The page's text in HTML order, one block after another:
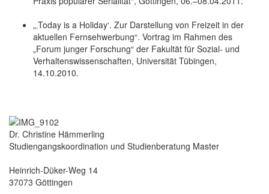
„‚Today is a Holiday‘. Zur Darstellung von Freizeit in der
aktuellen Fernsehwerbung“. Vortrag im Rahmen des
„Forum junger Forschung“ der Fakultät für Sozial- und
Verhaltenswissenschaften, Universität Tübingen,
14.10.2010.
Dr. Christine Hämmerling
Studiengangskoordination und Studienberatung Master
Heinrich-Düker-Weg 14
37073 Göttingen